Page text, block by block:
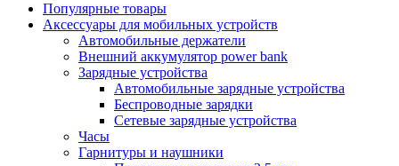
Популярные товары
Аксессуары для мобильных устройств
Автомобильные держатели
Внешний аккумулятор power bank
Зарядные устройства
Автомобильные зарядные устройства
Беспроводные зарядки
Сетевые зарядные устройства
Часы
Гарнитуры и наушники